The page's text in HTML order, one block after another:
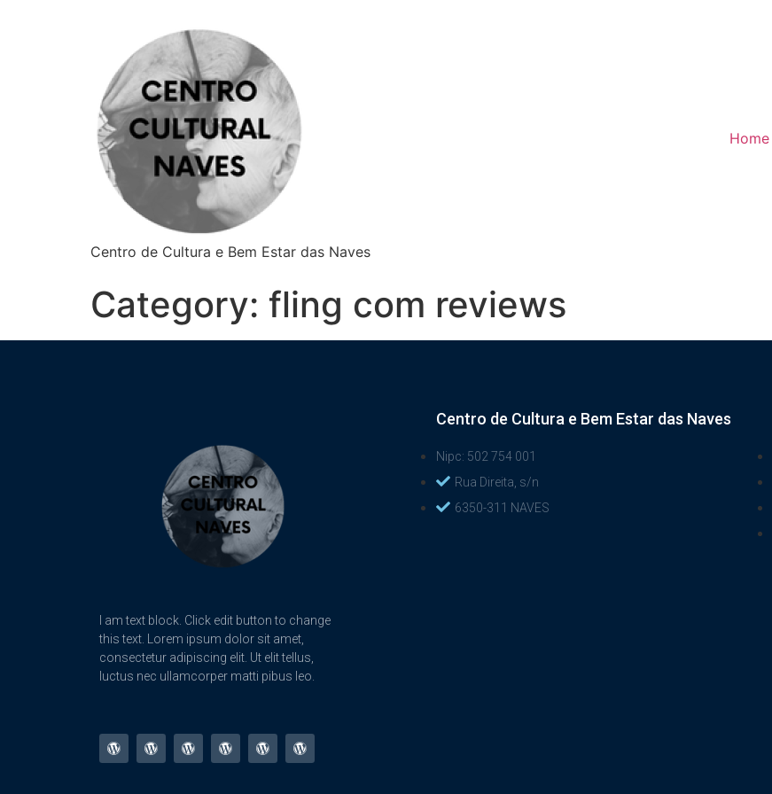
Centro de Cultura e Bem Estar das Naves
Home
Category: fling com reviews
I am text block. Click edit button to change
this text. Lorem ipsum dolor sit amet,
consectetur adipiscing elit. Ut elit tellus,
luctus nec ullamcorper matti pibus leo.
Centro de Cultura e Bem Estar das Naves
Nipc: 502 754 001
Rua Direita, s/n
6350-311 NAVES